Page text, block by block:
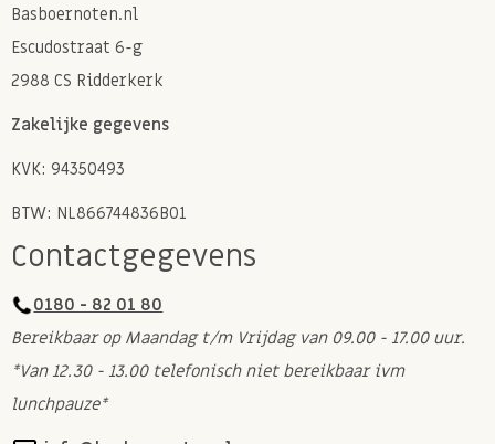
Basboernoten.nl
Escudostraat 6-g
2988 CS Ridderkerk
Zakelijke gegevens
KVK: 94350493
BTW: NL866744836B01
Contactgegevens
0180 - 82 01 80
Bereikbaar op Maandag t/m Vrijdag van 09.00 - 17.00 uur.
*Van 12.30 - 13.00 telefonisch niet bereikbaar ivm
lunchpauze*